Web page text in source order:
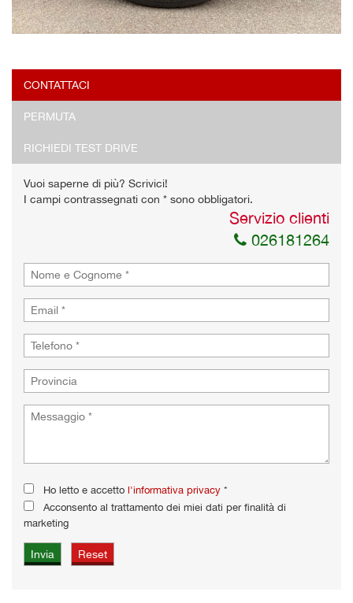
CONTATTACI
PERMUTA
RICHIEDI TEST DRIVE
Vuoi saperne di più? Scrivici!
I campi contrassegnati con * sono obbligatori.
Servizio clienti
026181264
Ho letto e accetto l'informativa privacy *
Acconsento al trattamento dei miei dati per finalità di
marketing